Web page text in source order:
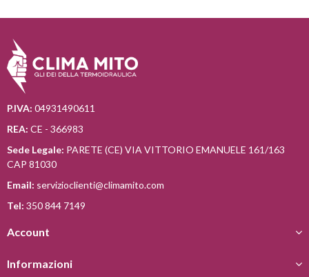
P.IVA: 04931490611
REA: CE - 366983
Sede Legale: PARETE (CE) VIA VITTORIO EMANUELE 161/163
CAP 81030
Email: servizioclienti@climamito.com
Tel: 350 844 7149
Account
Informazioni